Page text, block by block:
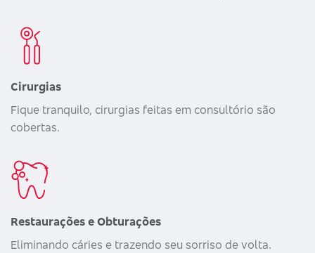
Cirurgias
Fique tranquilo, cirurgias feitas em consultório são
cobertas.
Restaurações e Obturações
Eliminando cáries e trazendo seu sorriso de volta.